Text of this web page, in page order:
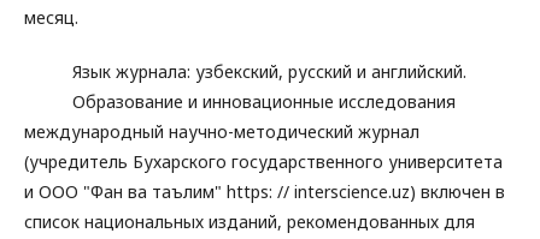
месяц.
Язык журнала: узбекский, русский и английский.
Образование и инновационные исследования
международный научно-методический журнал
(учредитель Бухарского государственного университета
и ООО "Фан ва таълим" https: // interscience.uz) включен в
список национальных изданий, рекомендованных для